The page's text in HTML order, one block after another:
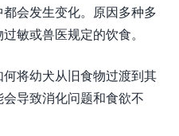
会发生变化。原因多种多
敏或兽医规定的饮食。
将幼犬从旧食物过渡到其
导致消化问题和食欲不